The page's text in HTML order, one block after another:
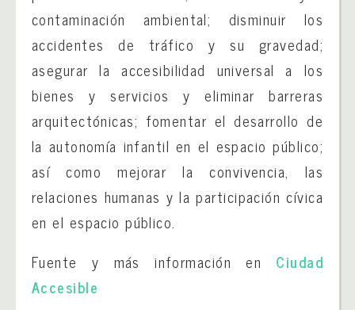
contaminación ambiental; disminuir los
accidentes de tráfico y su gravedad;
asegurar la accesibilidad universal a los
bienes y servicios y eliminar barreras
arquitectónicas; fomentar el desarrollo de
la autonomía infantil en el espacio público;
así como mejorar la convivencia, las
relaciones humanas y la participación cívica
en el espacio público.
Fuente y más información en Ciudad
Accesible